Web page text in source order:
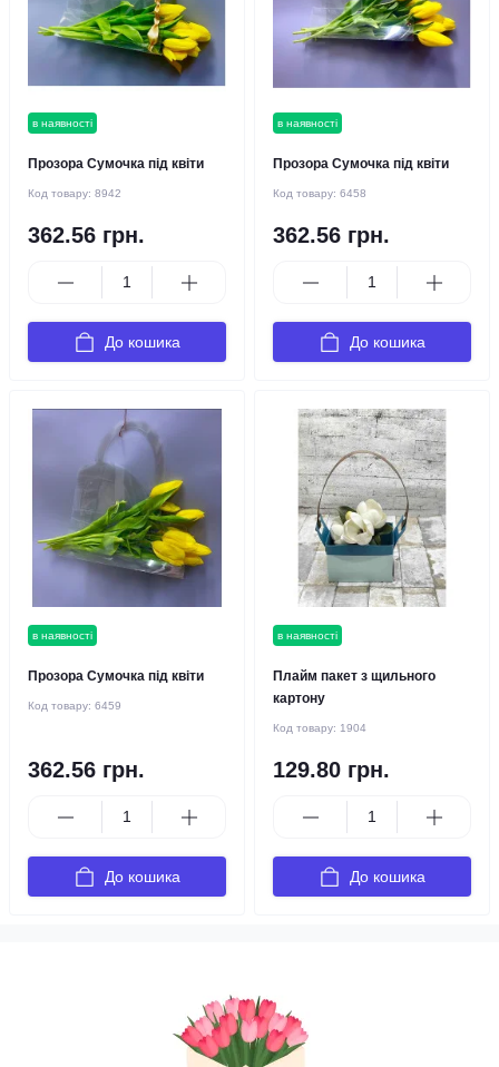
в наявності
Прозора Сумочка під квіти
Код товару: 8942
362.56 грн.
До кошика
в наявності
Прозора Сумочка під квіти
Код товару: 6458
362.56 грн.
До кошика
в наявності
Прозора Сумочка під квіти
Код товару: 6459
362.56 грн.
До кошика
в наявності
Плайм пакет з щильного
картону
Код товару: 1904
129.80 грн.
До кошика